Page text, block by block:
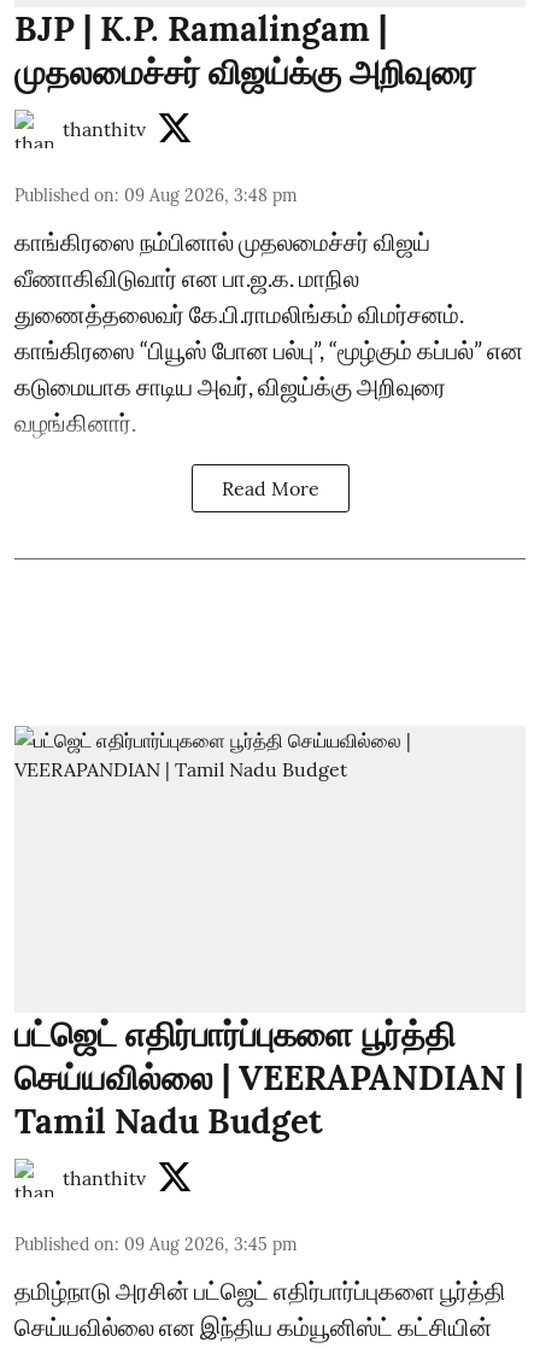
BJP | K.P. Ramalingam |
முதலமைச்சர் விஜய்க்கு அறிவுரை
thanthitv
Published on: 09 Aug 2026, 3:48 pm
காங்கிரஸை நம்பினால் முதலமைச்சர் விஜய்
வீணாகிவிடுவார் என பா.ஜ.க. மாநில
துணைத்தலைவர் கே.பி.ராமலிங்கம் விமர்சனம்.
காங்கிரஸை “பியூஸ் போன பல்பு”, “மூழ்கும் கப்பல்” என
கடுமையாக சாடிய அவர், விஜய்க்கு அறிவுரை
வழங்கினார்.
Read More
பட்ஜெட் எதிர்பார்ப்புகளை பூர்த்தி
செய்யவில்லை | VEERAPANDIAN |
Tamil Nadu Budget
thanthitv
Published on: 09 Aug 2026, 3:45 pm
தமிழ்நாடு அரசின் பட்ஜெட் எதிர்பார்ப்புகளை பூர்த்தி
செய்யவில்லை என இந்திய கம்யூனிஸ்ட் கட்சியின்